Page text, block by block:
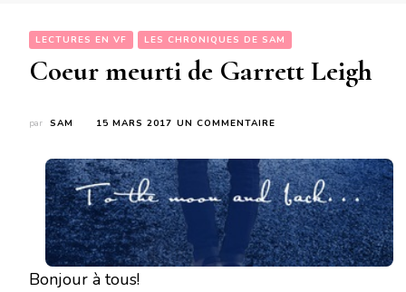
LECTURES EN VF LES CHRONIQUES DE SAM
Coeur meurti de Garrett Leigh
par SAM 15 MARS 2017 UN COMMENTAIRE
DE
GARRETT
LEIGH
Bonjour à tous!